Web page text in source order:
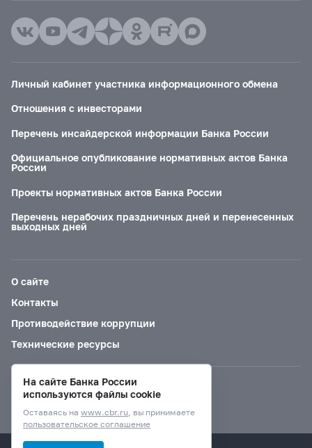
Личный кабинет участника информационного обмена
Отношения с инвесторами
Перечень инсайдерской информации Банка России
Официальное опубликование нормативных актов Банка
России
Проекты нормативных актов Банка России
Перечень нерабочих праздничных дней и перенесенных
выходных дней
О сайте
Контакты
Противодействие коррупции
Технические ресурсы
Версия для слабовидящих
На сайте Банка России
используются файлы cookie
Оставаясь на www.cbr.ru, вы принимаете
пользовательское соглашение